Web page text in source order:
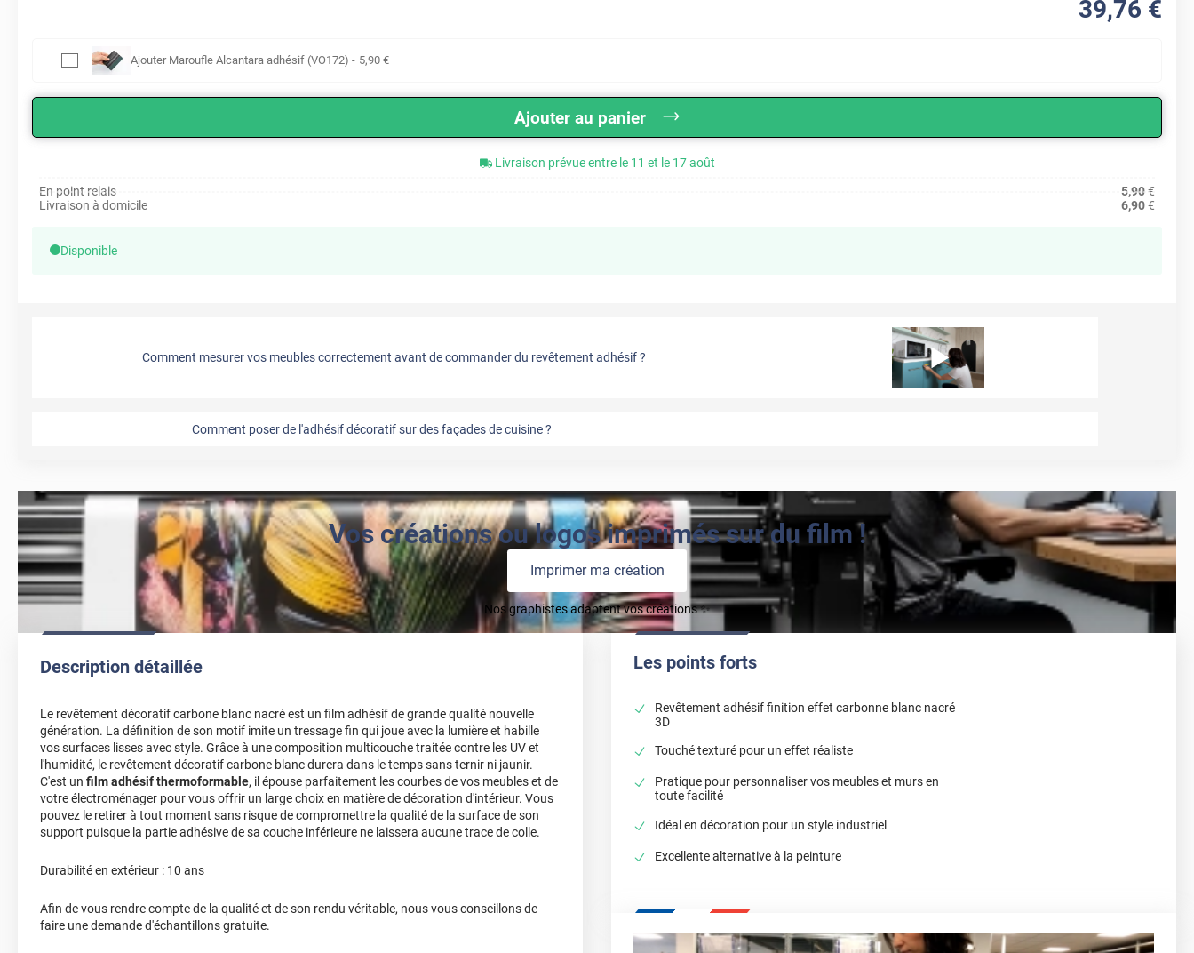
39,76 €
Ajouter Maroufle Alcantara adhésif (VO172) - 5,90 €
Ajouter au panier
Livraison prévue entre le 11 et le 17 août
En point relais
5,90€
Livraison à domicile
6,90€
Disponible
Comment mesurer vos meubles correctement avant de commander du revêtement adhésif ?
Comment poser de l'adhésif décoratif sur des façades de cuisine ?
Vos créations ou logos imprimés sur du film !
Imprimer ma création
Nos graphistes adaptent vos créations ✨
Description détaillée
Le revêtement décoratif carbone blanc nacré est un film adhésif de grande qualité nouvelle
génération. La définition de son motif imite un tressage fin qui joue avec la lumière et habille
vos surfaces lisses avec style. Grâce à une composition multicouche traitée contre les UV et
l'humidité, le revêtement décoratif carbone blanc durera dans le temps sans ternir ni jaunir.
C'est un film adhésif thermoformable, il épouse parfaitement les courbes de vos meubles et de
votre électroménager pour vous offrir un large choix en matière de décoration d'intérieur. Vous
pouvez le retirer à tout moment sans risque de compromettre la qualité de la surface de son
support puisque la partie adhésive de sa couche inférieure ne laissera aucune trace de colle.
Durabilité en extérieur : 10 ans
Afin de vous rendre compte de la qualité et de son rendu véritable, nous vous conseillons de
faire une demande d'échantillons gratuite.
Les points forts
Revêtement adhésif finition effet carbonne blanc nacré
3D
Touché texturé pour un effet réaliste
Pratique pour personnaliser vos meubles et murs en
toute facilité
Idéal en décoration pour un style industriel
Excellente alternative à la peinture